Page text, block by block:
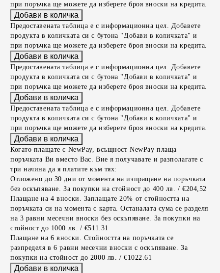
при поръчка ще можете да изберете броя вноски на кредита.
Предоставената таблица е с информационна цел. Добавете
продукта в количката си с бутона "Добави в количката" и
при поръчка ще можете да изберете броя вноски на кредита.
Предоставената таблица е с информационна цел. Добавете
продукта в количката си с бутона "Добави в количката" и
при поръчка ще можете да изберете броя вноски на кредита.
Предоставената таблица е с информационна цел. Добавете
продукта в количката си с бутона "Добави в количката" и
при поръчка ще можете да изберете броя вноски на кредита.
Когато плащате с NewPay, всъщност NewPay плаща
поръчката Ви вместо Вас. Вие я получавате и разполагате с
три начина да я платите към тях:
Отложено до 30 дни от момента на изпращане на поръчката
без оскъпяване. За покупки на стойност до 400 лв. / €204,52
Плащане на 4 вноски. Заплащате 20% от стойността на
поръчката си на момента с карта. Останалата сума се разделя
на 3 равни месечни вноски без оскъпяване. За покупки на
стойност до 1000 лв. / €511.31
Плащане на 6 вноски. Стойността на поръчката се
разпределя в 6 равни месечни вноски с оскъпяване. За
покупки на стойност до 2000 лв. / €1022.61